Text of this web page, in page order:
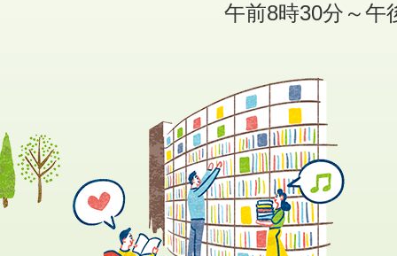
午前8時30分～午